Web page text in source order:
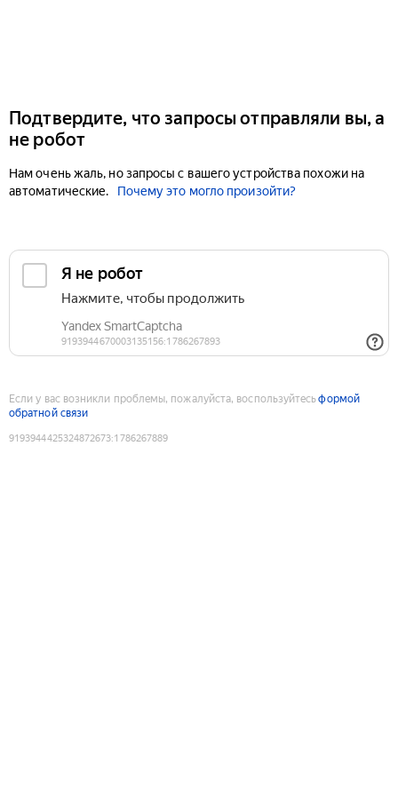
Подтвердите, что запросы отправляли вы, а
не робот
Нам очень жаль, но запросы с вашего устройства похожи на
автоматические.
Почему это могло произойти?
Если у вас возникли проблемы, пожалуйста, воспользуйтесьформой
обратной связи
9193944425324872673:1786267889